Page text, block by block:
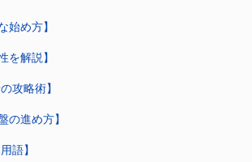
め方】
解説】
攻略術】
進め方】
語】